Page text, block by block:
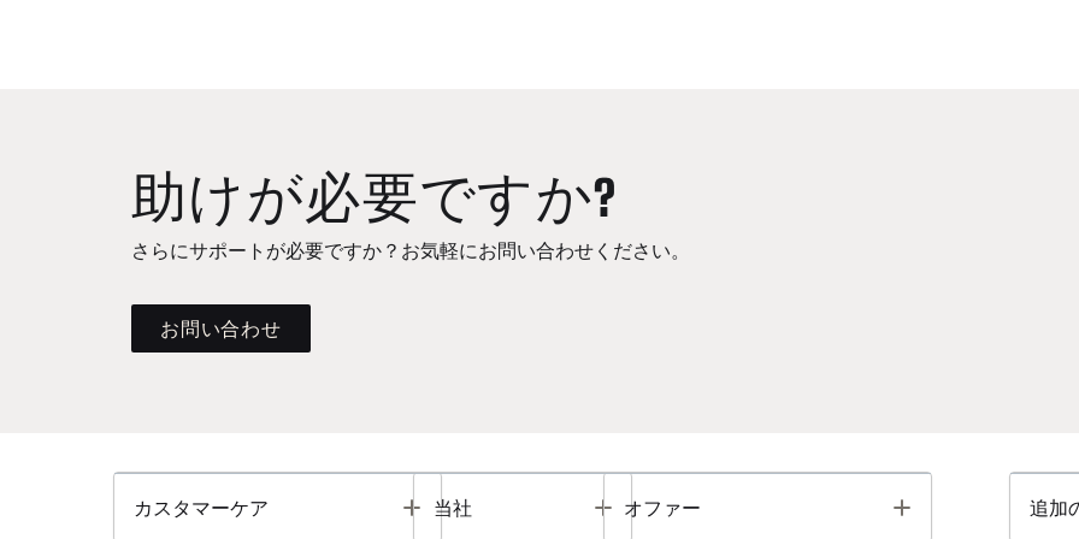
助けが必要ですか?
さらにサポートが必要ですか？お気軽にお問い合わせください。
お問い合わせ
カスタマーケア Toggle
当社 Toggle
オファー Toggle 追加